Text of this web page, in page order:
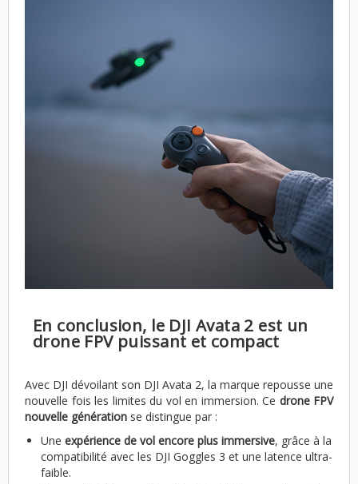
En conclusion, le DJI Avata 2 est un
drone FPV puissant et compact
Avec DJI dévoilant son DJI Avata 2, la marque repousse une
nouvelle fois les limites du vol en immersion. Ce drone FPV
nouvelle génération se distingue par :
Une expérience de vol encore plus immersive, grâce à la
compatibilité avec les DJI Goggles 3 et une latence ultra-
faible.